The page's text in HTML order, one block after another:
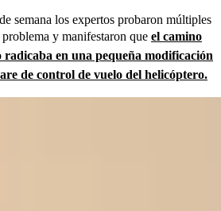
semana los expertos probaron múltiples
y manifestaron que el camino
en una pequeña modificación
de control de vuelo del helicóptero.